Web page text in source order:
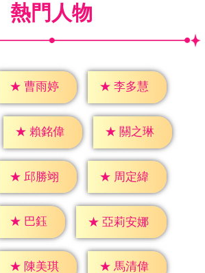
熱門人物
★ 曹雨婷 ★ 李多慧
★ 賴銘偉 ★ 關之琳
★ 邱勝翊 ★ 周定緯
★ 巴鈺 ★ 亞莉安娜
★ 陳美琪 ★ 馬清偉